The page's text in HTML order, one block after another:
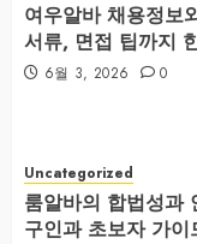
여우알바 채용정보
서류, 면접 팁까지
6월 3, 2026 0
Uncategorized
룸알바의 합법성과
구인과 초보자 가이